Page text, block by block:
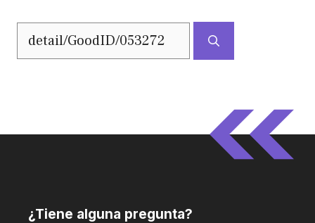
Buscar:
¿Tiene alguna pregunta?